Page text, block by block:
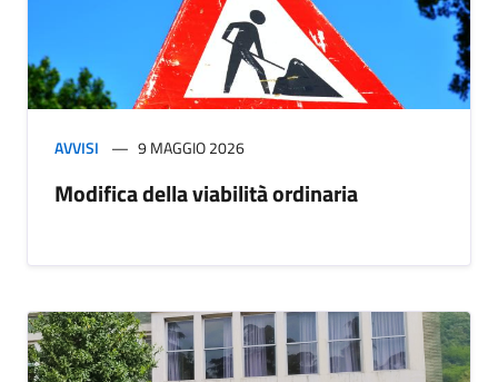
AVVISI 9 MAGGIO 2026
Modifica della viabilità ordinaria